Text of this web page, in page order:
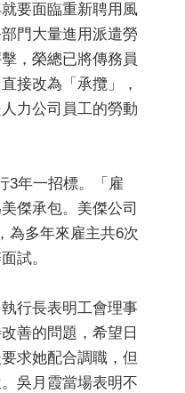
要面臨重新聘用風
門大量進用派遣勞
，榮總已將傳務員
接改為「承攬」，
力公司員工的勞動
3年一招標。「雇
傑承包。美傑公司
為多年來雇主共6次
試。
行長表明工會理事
善的問題，希望日
求她配合調職，但
吳月霞當場表明不